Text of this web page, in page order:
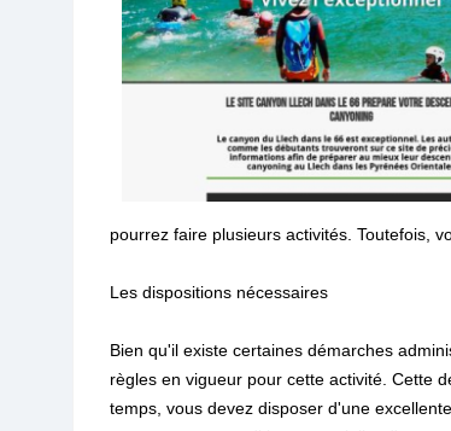
pourrez faire plusieurs activités. Toutefois,
Les dispositions nécessaires
Bien qu'il existe certaines démarches
règles en vigueur pour cette activité. Cette
temps, vous devez disposer d'une